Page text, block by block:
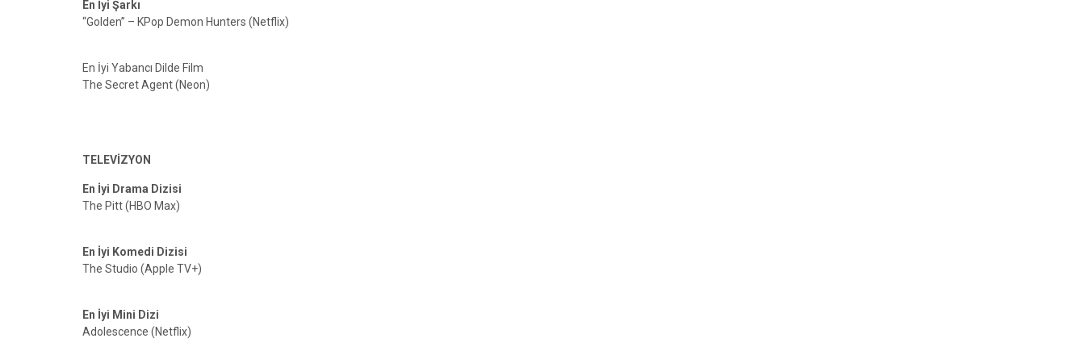
En İyi Şarkı
“Golden” – KPop Demon Hunters (Netflix)
En İyi Yabancı Dilde Film
The Secret Agent (Neon)
TELEVİZYON
En İyi Drama Dizisi
The Pitt (HBO Max)
En İyi Komedi Dizisi
The Studio (Apple TV+)
En İyi Mini Dizi
Adolescence (Netflix)